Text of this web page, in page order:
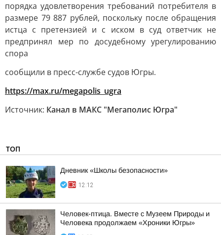
порядка удовлетворения требований потребителя в
размере 79 887 рублей, поскольку после обращения
истца с претензией и с иском в суд ответчик не
предпринял мер по досудебному урегулированию
спора
сообщили в пресс-службе судов Югры.
https://max.ru/megapolis_ugra
Источник: Канал в МАКС "Мегаполис Югра"
ТОП
Дневник «Школы безопасности»
12:12
Человек-птица. Вместе с Музеем Природы и
Человека продолжаем «Хроники Югры»